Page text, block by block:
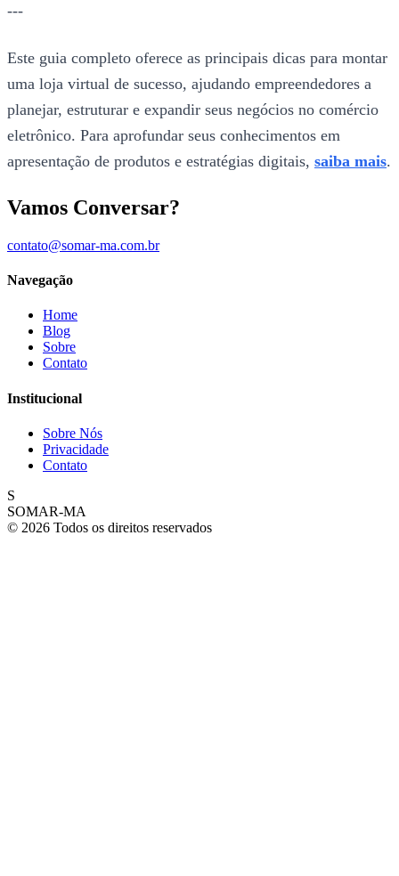
---
Este guia completo oferece as principais dicas para montar
uma loja virtual de sucesso, ajudando empreendedores a
planejar, estruturar e expandir seus negócios no comércio
eletrônico. Para aprofundar seus conhecimentos em
apresentação de produtos e estratégias digitais, saiba mais.
Vamos Conversar?
contato@somar-ma.com.br
Navegação
Home
Blog
Sobre
Contato
Institucional
Sobre Nós
Privacidade
Contato
S
SOMAR-MA
© 2026 Todos os direitos reservados